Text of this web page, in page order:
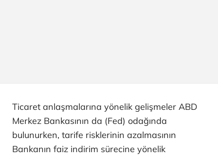
Ticaret anlaşmalarına yönelik gelişmeler ABD
Merkez Bankasının da (Fed) odağında
bulunurken, tarife risklerinin azalmasının
Bankanın faiz indirim sürecine yönelik